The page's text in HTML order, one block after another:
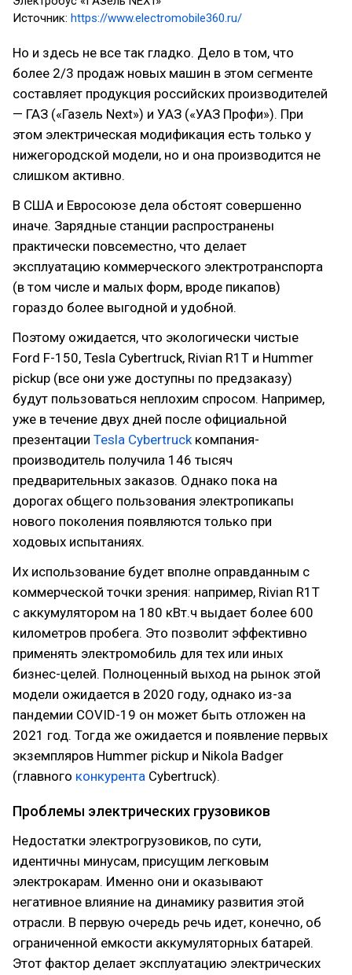
Источник: https://www.electromobile360.ru/
Но и здесь не все так гладко. Дело в том, что
более 2/3 продаж новых машин в этом сегменте
составляет продукция российских производителей
— ГАЗ («Газель Next») и УАЗ («УАЗ Профи»). При
этом электрическая модификация есть только у
нижегородской модели, но и она производится не
слишком активно.
В США и Евросоюзе дела обстоят совершенно
иначе. Зарядные станции распространены
практически повсеместно, что делает
эксплуатацию коммерческого электротранспорта
(в том числе и малых форм, вроде пикапов)
гораздо более выгодной и удобной.
Поэтому ожидается, что экологически чистые
Ford F-150, Tesla Cybertruck, Rivian R1T и Hummer
pickup (все они уже доступны по предзаказу)
будут пользоваться неплохим спросом. Например,
уже в течение двух дней после официальной
презентации Tesla Cybertruckкомпания-
производитель получила 146 тысяч
предварительных заказов. Однако пока на
дорогах общего пользования электропикапы
нового поколения появляются только при
ходовых испытаниях.
Их использование будет вполне оправданным с
коммерческой точки зрения: например, Rivian R1T
с аккумулятором на 180 кВт.ч выдает более 600
километров пробега. Это позволит эффективно
применять электромобиль для тех или иных
бизнес-целей. Полноценный выход на рынок этой
модели ожидается в 2020 году, однако из-за
пандемии COVID-19 он может быть отложен на
2021 год. Тогда же ожидается и появление первых
экземпляров Hummer pickup и Nikola Badger
(главного конкурента Cybertruck).
Проблемы электрических грузовиков
Недостатки электрогрузовиков, по сути,
идентичны минусам, присущим легковым
электрокарам. Именно они и оказывают
негативное влияние на динамику развития этой
отрасли. В первую очередь речь идет, конечно, об
ограниченной емкости аккумуляторных батарей.
Этот фактор делает эксплуатацию электрических